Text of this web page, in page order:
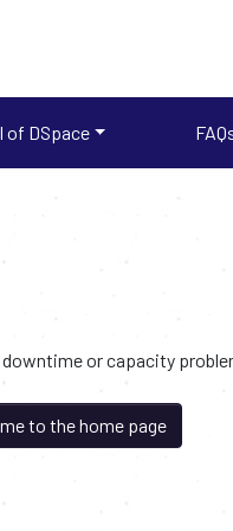
of DSpace
or capacity
to the home page